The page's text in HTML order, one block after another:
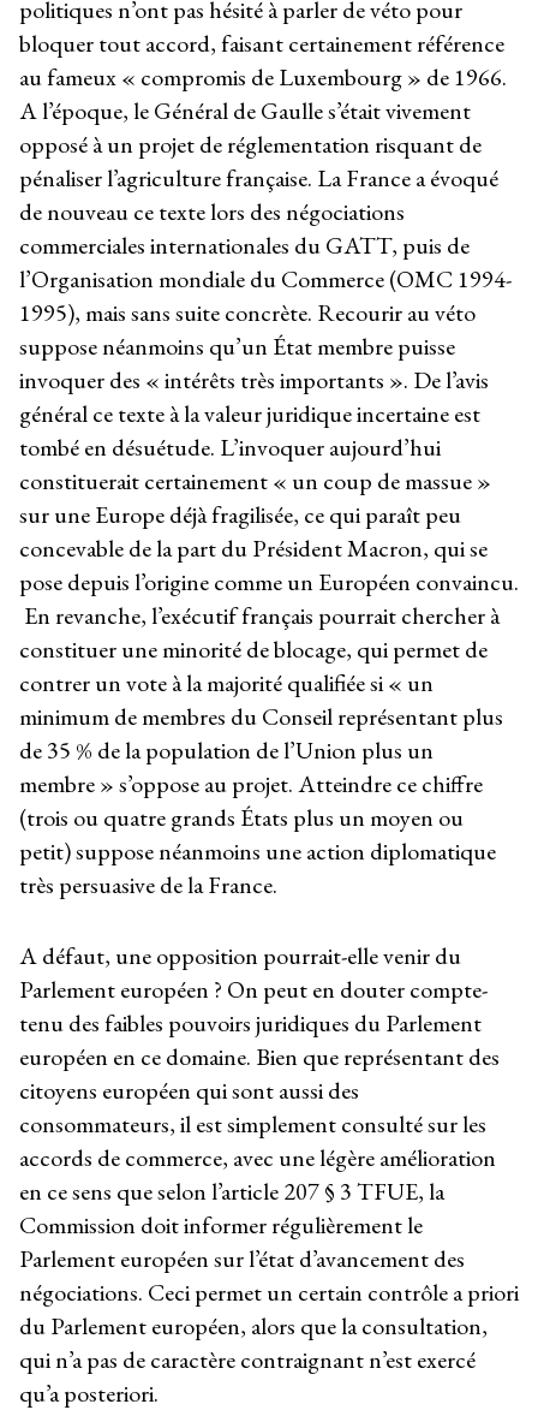
politiques n’ont pas hésité à parler de véto pour
bloquer tout accord, faisant certainement référence
au fameux « compromis de Luxembourg » de 1966.
A l’époque, le Général de Gaulle s’était vivement
opposé à un projet de réglementation risquant de
pénaliser l’agriculture française. La France a évoqué
de nouveau ce texte lors des négociations
commerciales internationales du GATT, puis de
l’Organisation mondiale du Commerce (OMC 1994-
1995), mais sans suite concrète. Recourir au véto
suppose néanmoins qu’un État membre puisse
invoquer des « intérêts très importants ». De l’avis
général ce texte à la valeur juridique incertaine est
tombé en désuétude. L’invoquer aujourd’hui
constituerait certainement « un coup de massue »
sur une Europe déjà fragilisée, ce qui paraît peu
concevable de la part du Président Macron, qui se
pose depuis l’origine comme un Européen convaincu.
En revanche, l’exécutif français pourrait chercher à
constituer une minorité de blocage, qui permet de
contrer un vote à la majorité qualifiée si « un
minimum de membres du Conseil représentant plus
de 35 % de la population de l’Union plus un
membre » s’oppose au projet. Atteindre ce chiffre
(trois ou quatre grands États plus un moyen ou
petit) suppose néanmoins une action diplomatique
très persuasive de la France.
A défaut, une opposition pourrait-elle venir du
Parlement européen ? On peut en douter compte-
tenu des faibles pouvoirs juridiques du Parlement
européen en ce domaine. Bien que représentant des
citoyens européen qui sont aussi des
consommateurs, il est simplement consulté sur les
accords de commerce, avec une légère amélioration
en ce sens que selon l’article 207 § 3 TFUE, la
Commission doit informer régulièrement le
Parlement européen sur l’état d’avancement des
négociations. Ceci permet un certain contrôle a priori
du Parlement européen, alors que la consultation,
qui n’a pas de caractère contraignant n’est exercé
qu’a posteriori.